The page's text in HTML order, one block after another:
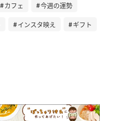
カフェ 今週の運勢
インスタ映え ギフト